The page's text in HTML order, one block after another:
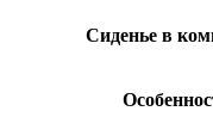
Сиденье в